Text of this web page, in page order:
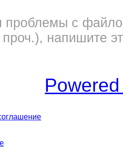
проблемы с
проч.), напишите